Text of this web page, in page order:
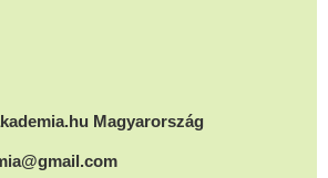
Magyarország